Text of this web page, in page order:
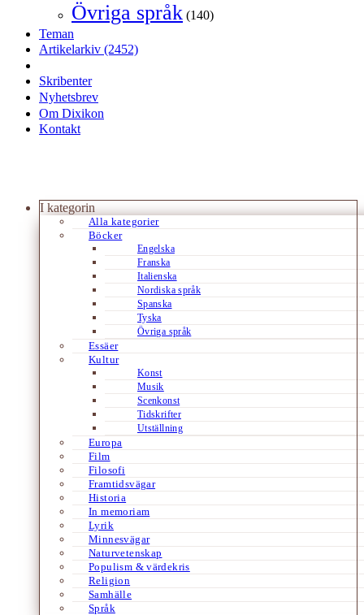
Övriga språk (140)
Teman
Artikelarkiv (2452)
Skribenter
Nyhetsbrev
Om Dixikon
Kontakt
I kategorin
Alla kategorier
Böcker
Engelska
Franska
Italienska
Nordiska språk
Spanska
Tyska
Övriga språk
Essäer
Kultur
Konst
Musik
Scenkonst
Tidskrifter
Utställning
Europa
Film
Filosofi
Framtidsvägar
Historia
In memoriam
Lyrik
Minnesvägar
Naturvetenskap
Populism & värdekris
Religion
Samhälle
Språk